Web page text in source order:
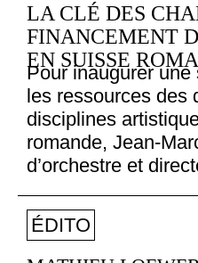
LA CLÉ DES
FINANCEMENT
EN SUISSE
Pour inaugurer une
les ressources des
disciplines
romande, Jean-
d’orchestre et
ÉDITO